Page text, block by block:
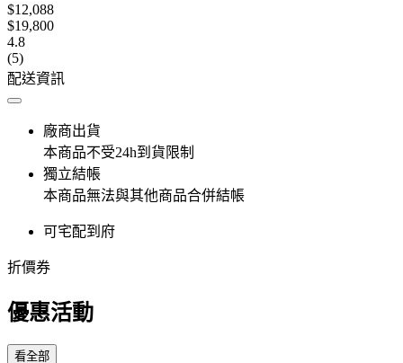
$12,088
$19,800
4.8
(5)
配送資訊
廠商出貨
本商品不受24h到貨限制
獨立結帳
本商品無法與其他商品合併結帳
可宅配到府
折價券
優惠活動
看全部